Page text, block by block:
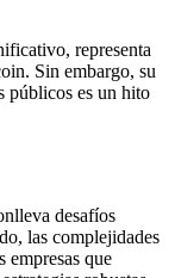
representa
Sin embargo, su
públicos es un hito
desafíos
las complejidades
empresas que